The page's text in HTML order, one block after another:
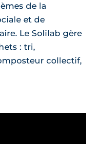
de la
et de
Le Solilab gère
: tri,
collectif,